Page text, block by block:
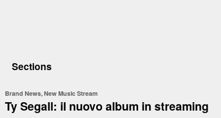
Sections
Brand News, New Music Stream
Ty Segall: il nuovo album in streaming